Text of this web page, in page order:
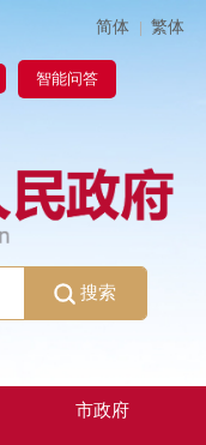
简体 | 繁体
智能问答
搜索
市政府